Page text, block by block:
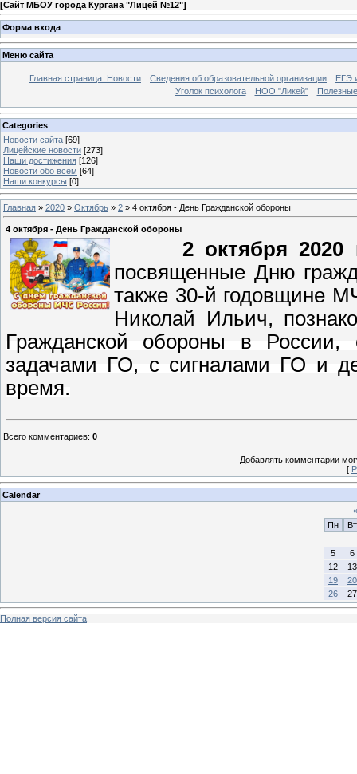
[Сайт МБОУ города Кургана "Лицей №12"]
Форма входа
Меню сайта
Главная страница. Новости Сведения об образовательной организации
ЕГЭ
Уголок психолога
НОО "Ликей"
Categories
Новости сайта [69]
Лицейские новости [273]
Наши достижения [126]
Новости обо всем [64]
Наши конкурсы [0]
Главная » 2020 » Октябрь » 2 » 4 октября - День Гражданской обороны
4 октября - День Гражданской обороны
2 октября 2020
посвященные Дню
также 30-й годовщине
Николай Ильич,
Гражданской обороны в
задачами ГО, с сигналами ГО и
время.
Всего комментариев: 0
Добавлять комментарии
[
Calendar
«
Пн
Вт
5
6
12
13
19
20
26
27
Полная версия сайта